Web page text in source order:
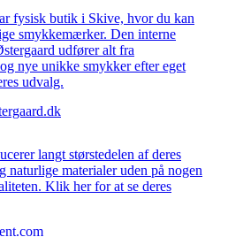
fysisk butik i Skive, hvor du kan
smykkemærker. Den interne
udfører alt fra
nye unikke smykker efter eget
udvalg.
langt størstedelen af deres
naturlige materialer uden på nogen
Klik her for at se deres